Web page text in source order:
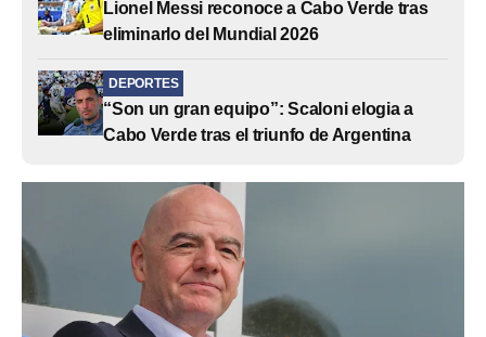
Lionel Messi reconoce a Cabo Verde tras
eliminarlo del Mundial 2026
DEPORTES
“Son un gran equipo”: Scaloni elogia a
Cabo Verde tras el triunfo de Argentina